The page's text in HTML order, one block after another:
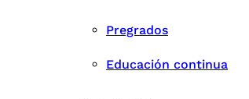
Pregrados
Educación continua